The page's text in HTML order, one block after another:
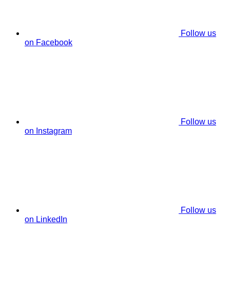
Follow us
on Facebook
Follow us
on Instagram
Follow us
on LinkedIn